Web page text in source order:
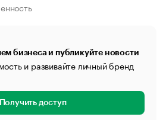
бизнеса и публикуйте новости
и развивайте личный бренд
Получить доступ